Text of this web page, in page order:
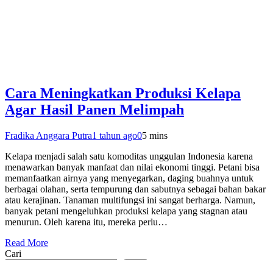
Cara Meningkatkan Produksi Kelapa
Agar Hasil Panen Melimpah
Fradika Anggara Putra1 tahun ago05 mins
Kelapa menjadi salah satu komoditas unggulan Indonesia karena
menawarkan banyak manfaat dan nilai ekonomi tinggi. Petani bisa
memanfaatkan airnya yang menyegarkan, daging buahnya untuk
berbagai olahan, serta tempurung dan sabutnya sebagai bahan bakar
atau kerajinan. Tanaman multifungsi ini sangat berharga. Namun,
banyak petani mengeluhkan produksi kelapa yang stagnan atau
menurun. Oleh karena itu, mereka perlu…
Read More
Cari